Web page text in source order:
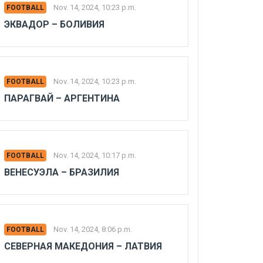
FOOTBALL Nov. 14, 2024, 10:23 p.m.
ЭКВАДОР – БОЛИВИЯ
FOOTBALL Nov. 14, 2024, 10:23 p.m.
ПАРАГВАЙ – АРГЕНТИНА
FOOTBALL Nov. 14, 2024, 10:17 p.m.
ВЕНЕСУЭЛА – БРАЗИЛИЯ
FOOTBALL Nov. 14, 2024, 8:06 p.m.
СЕВЕРНАЯ МАКЕДОНИЯ – ЛАТВИЯ